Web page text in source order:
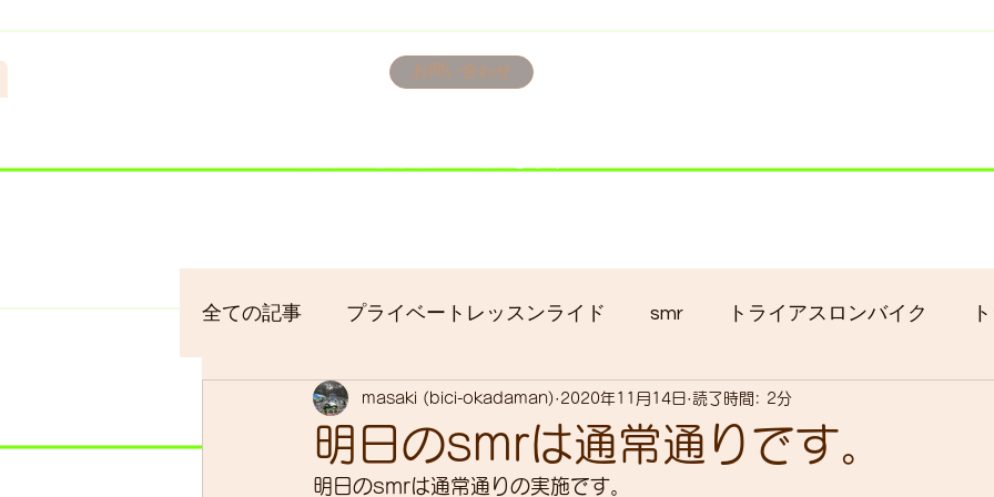
お問い合わせ
全ての記事 プライベートレッスンライド smr トライアスロンバイク
bici-okadaman シクロクロス gruppo bici-okadaman
サイクリング バイクパッキング フロントシングル化
明日のsmrは通常通りです。
masaki (bici-okadaman) 2020年11月14日 読了時間: 2分
明日のsmrは通常通りの実施です。